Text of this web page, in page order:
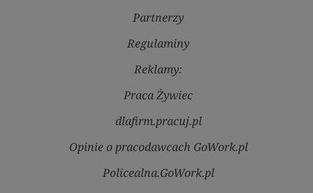
Partnerzy
Regulaminy
Reklamy:
Praca Żywiec
dlafirm.pracuj.pl
Opinie o pracodawcach GoWork.pl
Policealna.GoWork.pl